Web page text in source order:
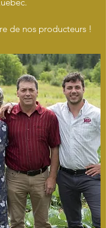
de nos producteurs !